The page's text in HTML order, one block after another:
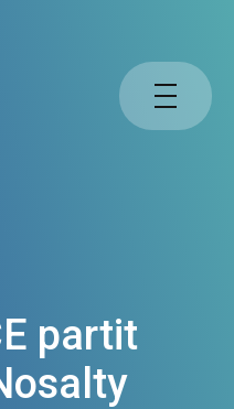
partit